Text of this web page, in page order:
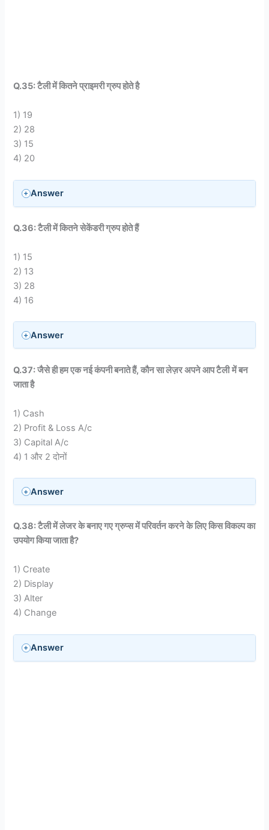
Q.35: टैली में कितने प्राइमरी ग्रुप होते है
1) 19
2) 28
3) 15
4) 20
Answer
Q.36: टैली में कितने सेकेंडरी ग्रुप होते हैं
1) 15
2) 13
3) 28
4) 16
Answer
Q.37: जैसे ही हम एक नई कंपनी बनाते हैं, कौन सा लेज़र अपने आप टैली में बन
जाता है
1) Cash
2) Profit & Loss A/c
3) Capital A/c
4) 1 और 2 दोनों
Answer
Q.38: टैली में लेजर के बनाए गए ग्रुप्स में परिवर्तन करने के लिए किस विकल्प का
उपयोग किया जाता है?
1) Create
2) Display
3) Alter
4) Change
Answer